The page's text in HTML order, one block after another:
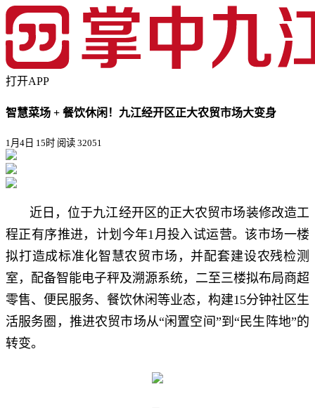
打开APP
智慧菜场 + 餐饮休闲！九江经开区正大农贸市场大变身
1月4日 15时 阅读 32051
近日，位于九江经开区的正大农贸市场装修改造工
程正有序推进，计划今年1月投入试运营。该市场一楼
拟打造成标准化智慧农贸市场，并配套建设农残检测
室，配备智能电子秤及溯源系统，二至三楼拟布局商超
零售、便民服务、餐饮休闲等业态，构建15分钟社区生
活服务圈，推进农贸市场从“闲置空间”到“民生阵地”的
转变。